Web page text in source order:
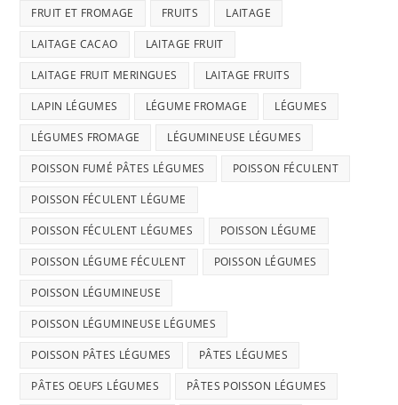
FRUIT ET FROMAGE FRUITS LAITAGE
LAITAGE CACAO LAITAGE FRUIT
LAITAGE FRUIT MERINGUES LAITAGE FRUITS
LAPIN LÉGUMES LÉGUME FROMAGE LÉGUMES
LÉGUMES FROMAGE LÉGUMINEUSE LÉGUMES
POISSON FUMÉ PÂTES LÉGUMES POISSON FÉCULENT
POISSON FÉCULENT LÉGUME
POISSON FÉCULENT LÉGUMES POISSON LÉGUME
POISSON LÉGUME FÉCULENT POISSON LÉGUMES
POISSON LÉGUMINEUSE
POISSON LÉGUMINEUSE LÉGUMES
POISSON PÂTES LÉGUMES PÂTES LÉGUMES
PÂTES OEUFS LÉGUMES PÂTES POISSON LÉGUMES